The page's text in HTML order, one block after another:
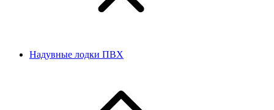
Надувные лодки ПВХ